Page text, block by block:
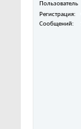
Пользователь
Регистрация
Сообщений